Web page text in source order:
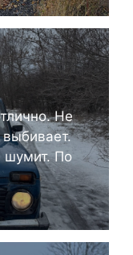
Не
шумит. По